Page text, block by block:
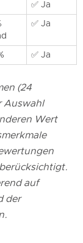
✅ Ja
✅ Ja
✅ Ja
(24
Auswahl
Wert
auf
der